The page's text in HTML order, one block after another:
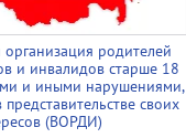
организация родителей
и инвалидов старше 18
и иными нарушениями,
своих
(ВОРДИ)